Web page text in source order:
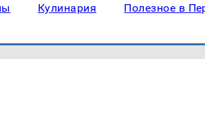
Кулинария Полезное в